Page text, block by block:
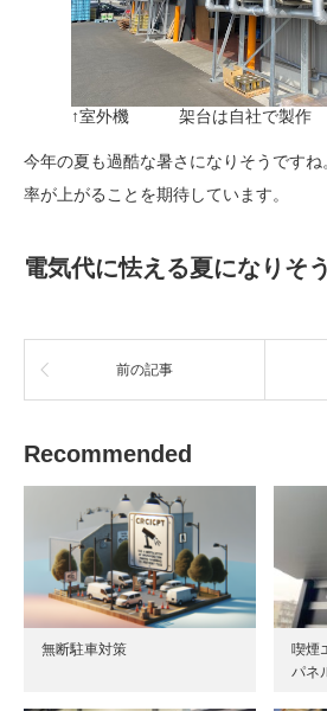
↑室外機 架台は自社で製作
今年の夏も過酷な暑さになりそうです
率が上がることを期待しています。
電気代に怯える夏になりそ
前の記事
Recommended
無断駐車対策
喫煙
パネ